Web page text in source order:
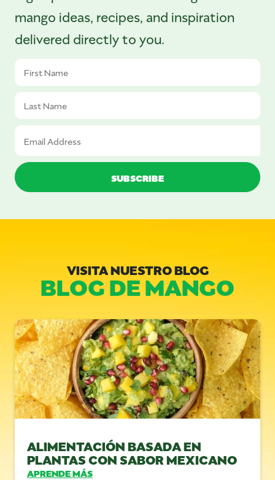
mango ideas, recipes, and inspiration
delivered directly to you.
VISITA NUESTRO BLOG
BLOG DE MANGO
ALIMENTACIÓN BASADA EN
PLANTAS CON SABOR MEXICANO
APRENDE MÁS